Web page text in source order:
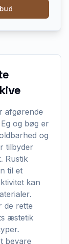
afgørende
og bøg er
og
tilbyder
Rustik
til et
kan
de rette
æstetik
bevare